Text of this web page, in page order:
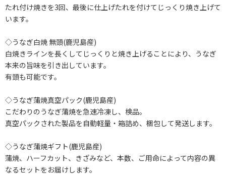
たれ付け焼きを3回、最後に仕上げたれを付けてじっくり焼き上げて
います。
◇うなぎ白焼 無頭(鹿児島産)
白焼きラインを長くしてじっくりと焼き上げることにより、うなぎ
本来の旨味を引き出しています。
有頭も可能です。
◇うなぎ蒲焼真空パック(鹿児島産)
こだわりのうなぎ蒲焼を急速冷凍し、検品。
真空パックされた製品を自動軽量・箱詰め、梱包して発送します。
◇うなぎ蒲焼ギフト(鹿児島産)
蒲焼、ハーフカット、きざみなど、本数、ご用命によって内容の異
なるセットをお届けします。